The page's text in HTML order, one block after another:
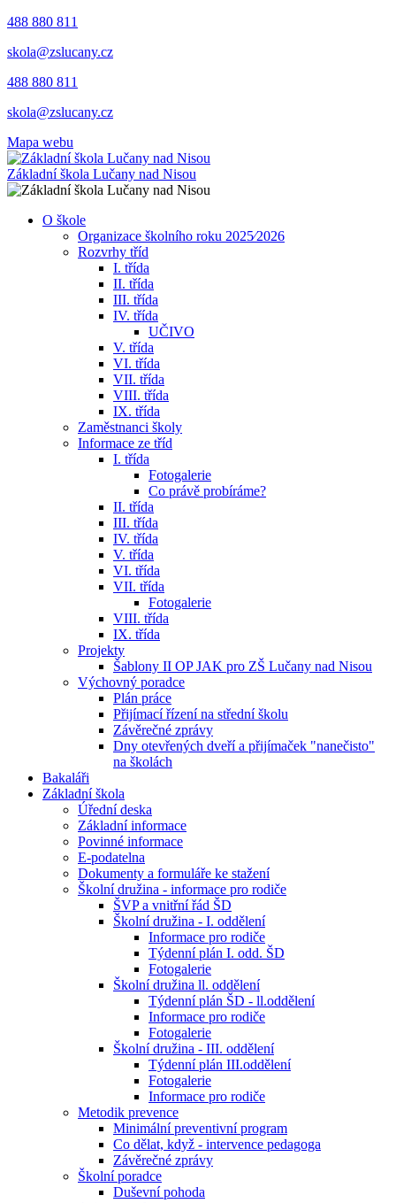
488 880 811
skola@zslucany.cz
488 880 811
skola@zslucany.cz
Mapa webu
Základní škola Lučany nad Nisou
O škole
Organizace školního roku 2025⁄2026
Rozvrhy tříd
I. třída
II. třída
III. třída
IV. třída
UČIVO
V. třída
VI. třída
VII. třída
VIII. třída
IX. třída
Zaměstnanci školy
Informace ze tříd
I. třída
Fotogalerie
Co právě probíráme?
II. třída
III. třída
IV. třída
V. třída
VI. třída
VII. třída
Fotogalerie
VIII. třída
IX. třída
Projekty
Šablony II OP JAK pro ZŠ Lučany nad Nisou
Výchovný poradce
Plán práce
Přijímací řízení na střední školu
Závěrečné zprávy
Dny otevřených dveří a přijímaček "nanečisto"
na školách
Bakaláři
Základní škola
Úřední deska
Základní informace
Povinné informace
E-podatelna
Dokumenty a formuláře ke stažení
Školní družina - informace pro rodiče
ŠVP a vnitřní řád ŠD
Školní družina - I. oddělení
Informace pro rodiče
Týdenní plán I. odd. ŠD
Fotogalerie
Školní družina ll. oddělení
Týdenní plán ŠD - ll.oddělení
Informace pro rodiče
Fotogalerie
Školní družina - III. oddělení
Týdenní plán III.oddělení
Fotogalerie
Informace pro rodiče
Metodik prevence
Minimální preventivní program
Co dělat, když - intervence pedagoga
Závěrečné zprávy
Školní poradce
Duševní pohoda